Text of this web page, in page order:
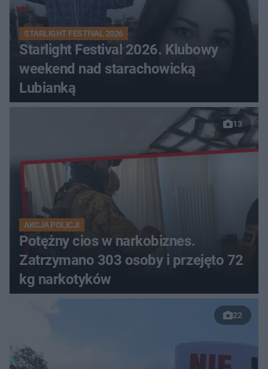
STARLIGHT FESTIVAL 2026
Starlight Festival 2026. Klubowy
weekend nad starachowicką
Lubianką
13
AKCJA POLICJI
Potężny cios w narkobiznes.
Zatrzymano 303 osoby i przejęto 72
kg narkotyków
22